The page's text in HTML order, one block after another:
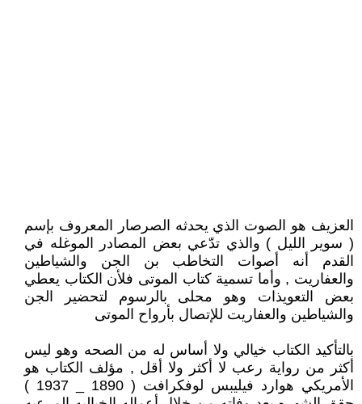
العزيف هو الصوت الذي يحدثه الصرصار المعروف بإسم
( سوير الليل ) والذي تدّعي بعض المصادر الموغله في
القدم أنه أصوات التخاطب بن الجن والشياطين
والعفاريت , وأما تسمية كتاب الموتى فلأن الكتاب يعطي
بعض التعويذات وهو محلى بالرسوم لتحضير الجن
والشياطين والعفاريت للإتصال بأرواح الموتى
بالتأكيد الكتاب خيالي ولا أساس له من الصحه وهو ليس
أكثر من رواية رعب لا أكثر ولا أقل , مؤلف الكتاب هو
الأمريكي هوارد فيليبس لوفكرافت ( 1890 _ 1937 )